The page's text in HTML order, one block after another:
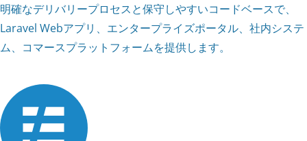
明確なデリバリープロセスと保守しやすいコードベースで、
Laravel Webアプリ、エンタープライズポータル、社内システ
ム、コマースプラットフォームを提供します。